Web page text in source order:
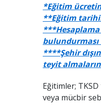
*Eğitim
**Eğitim
***Hesaplama
****Şehir
teyit
Eğitimler;
veya mücbir